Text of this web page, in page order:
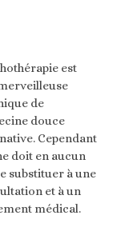
est
de
douce
Cependant
doit en aucun
substituer à une
et à un
médical.